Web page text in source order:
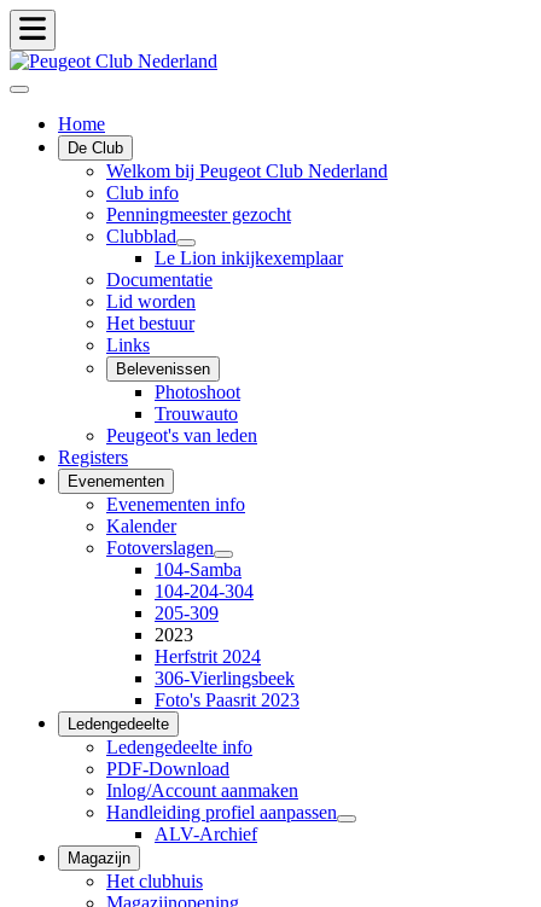
Home
De Club
Welkom bij Peugeot Club Nederland
Club info
Penningmeester gezocht
Clubblad
Le Lion inkijkexemplaar
Documentatie
Lid worden
Het bestuur
Links
Belevenissen
Photoshoot
Trouwauto
Peugeot's van leden
Registers
Evenementen
Evenementen info
Kalender
Fotoverslagen
104-Samba
104-204-304
205-309
2023
Herfstrit 2024
306-Vierlingsbeek
Foto's Paasrit 2023
Ledengedeelte
Ledengedeelte info
PDF-Download
Inlog/Account aanmaken
Handleiding profiel aanpassen
ALV-Archief
Magazijn
Het clubhuis
Magazijnopening